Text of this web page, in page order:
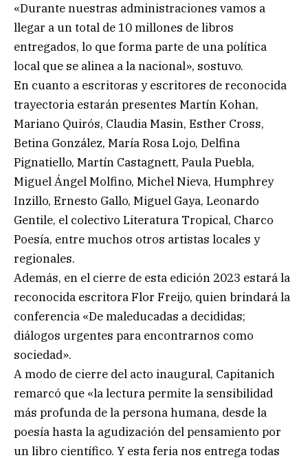
«Durante nuestras administraciones vamos a
llegar a un total de 10 millones de libros
entregados, lo que forma parte de una política
local que se alinea a la nacional», sostuvo.
En cuanto a escritoras y escritores de reconocida
trayectoria estarán presentes Martín Kohan,
Mariano Quirós, Claudia Masin, Esther Cross,
Betina González, María Rosa Lojo, Delfina
Pignatiello, Martín Castagnett, Paula Puebla,
Miguel Ángel Molfino, Michel Nieva, Humphrey
Inzillo, Ernesto Gallo, Miguel Gaya, Leonardo
Gentile, el colectivo Literatura Tropical, Charco
Poesía, entre muchos otros artistas locales y
regionales.
Además, en el cierre de esta edición 2023 estará la
reconocida escritora Flor Freijo, quien brindará la
conferencia «De maleducadas a decididas;
diálogos urgentes para encontrarnos como
sociedad».
A modo de cierre del acto inaugural, Capitanich
remarcó que «la lectura permite la sensibilidad
más profunda de la persona humana, desde la
poesía hasta la agudización del pensamiento por
un libro científico. Y esta feria nos entrega todas